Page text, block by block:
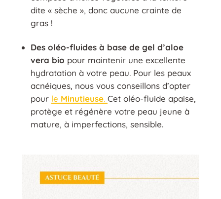
dite « sèche », donc aucune crainte de
gras !
Des oléo-fluides à base de gel d’aloe
vera bio pour maintenir une excellente
hydratation à votre peau. Pour les peaux
acnéiques, nous vous conseillons d’opter
pour le Minutieuse. Cet oléo-fluide apaise,
protège et régénère votre peau jeune à
mature, à imperfections, sensible.